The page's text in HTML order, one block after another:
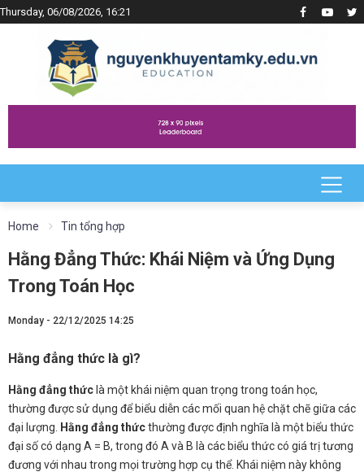
Thursday, 06/08/2026, 16:21
Home Tin tổng hợp
Hằng Đẳng Thức: Khái Niệm và Ứng Dụng
Trong Toán Học
Monday - 22/12/2025 14:25
Hằng đẳng thức là gì?
Hằng đẳng thức là một khái niệm quan trọng trong toán học,
thường được sử dụng để biểu diễn các mối quan hệ chặt chẽ giữa các
đại lượng.
Hằng đẳng thứcthường được định nghĩa là một biểu thức
đại số có dạng A = B, trong đó A và B là các biểu thức có giá trị tương
đương với nhau trong mọi trường hợp cụ thể. Khái niệm này không